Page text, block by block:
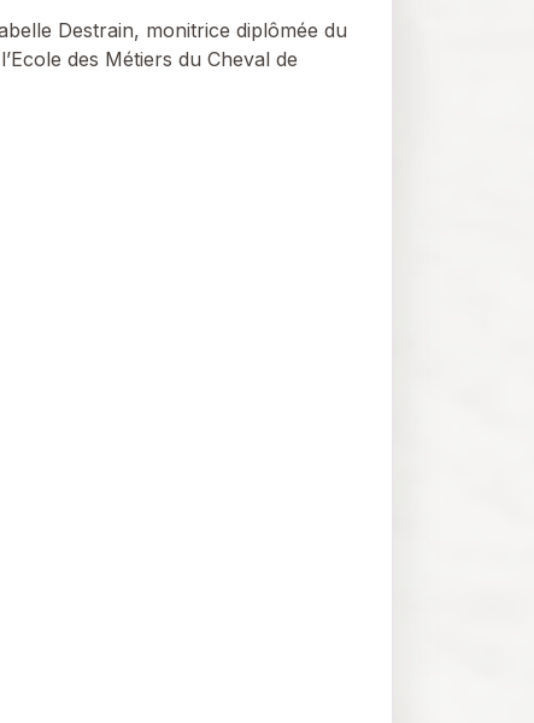
Destrain, monitrice diplômée du
des Métiers du Cheval de